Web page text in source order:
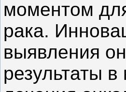
моментом
рака.
выявления
результаты